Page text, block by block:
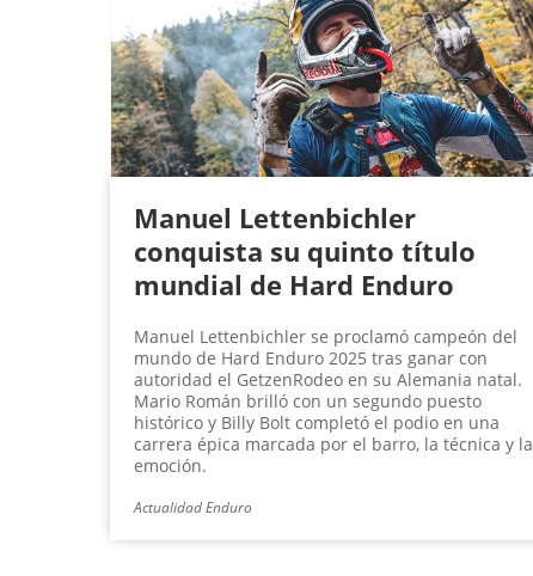
Manuel Lettenbichler
conquista su quinto título
mundial de Hard Enduro
Manuel Lettenbichler se proclamó campeón del
mundo de Hard Enduro 2025 tras ganar con
autoridad el GetzenRodeo en su Alemania natal.
Mario Román brilló con un segundo puesto
histórico y Billy Bolt completó el podio en una
carrera épica marcada por el barro, la técnica y la
emoción.
Actualidad Enduro